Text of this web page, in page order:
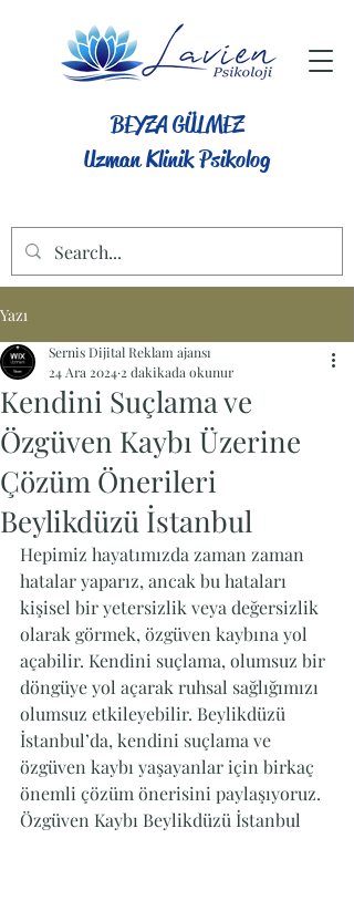
BEYZA GÜLMEZ
Uzman Klinik Psikolog
Yazı
Kendini Suçlama ve
Özgüven Kaybı Üzerine
Çözüm Önerileri
Beylikdüzü İstanbul
Sernis Dijital Reklam ajansı
24 Ara 2024 2 dakikada okunur
Hepimiz hayatımızda zaman zaman
hatalar yaparız, ancak bu hataları
kişisel bir yetersizlik veya değersizlik
olarak görmek, özgüven kaybına yol
açabilir. Kendini suçlama, olumsuz bir
döngüye yol açarak ruhsal sağlığımızı
olumsuz etkileyebilir. Beylikdüzü
İstanbul’da, kendini suçlama ve
özgüven kaybı yaşayanlar için birkaç
önemli çözüm önerisini paylaşıyoruz.
Özgüven Kaybı Beylikdüzü İstanbul